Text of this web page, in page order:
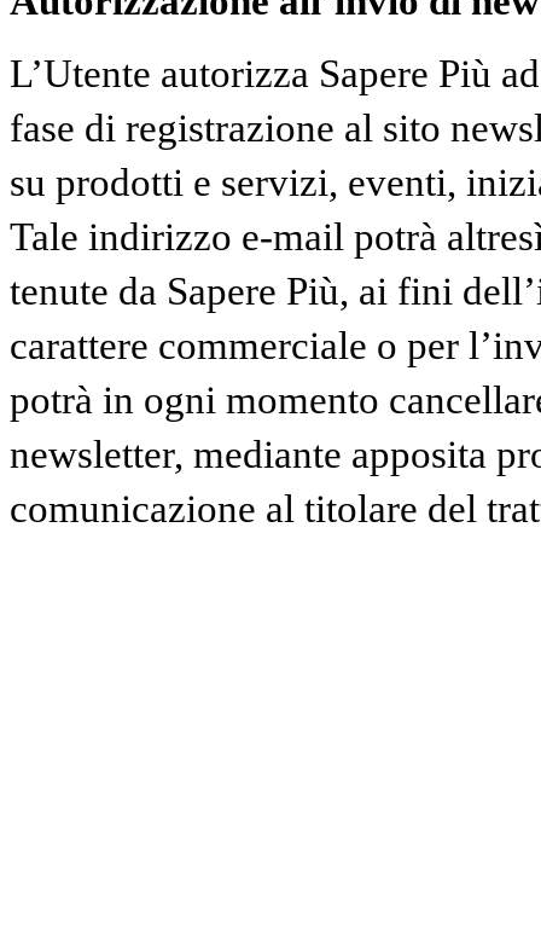
L’Utente autorizza Sapere Più
fase di registrazione al sito
su prodotti e servizi, eventi,
Tale indirizzo e-mail potrà
tenute da Sapere Più, ai fini
carattere commerciale o per
potrà in ogni momento
newsletter, mediante apposita
comunicazione al titolare del